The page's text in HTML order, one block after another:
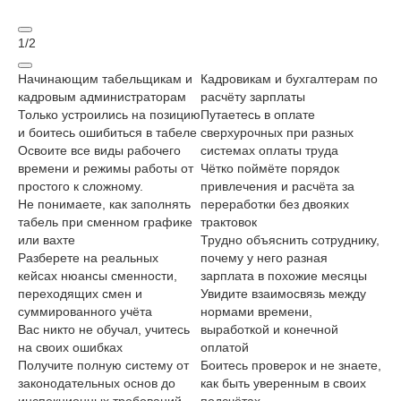
1/2
Начинающим табельщикам и
кадровым администраторам
Только устроились на позицию
и боитесь ошибиться в табеле
Освоите все виды рабочего
времени и режимы работы от
простого к сложному.
Не понимаете, как заполнять
табель при сменном графике
или вахте
Разберете на реальных
кейсах нюансы сменности,
переходящих смен и
суммированного учёта
Вас никто не обучал, учитесь
на своих ошибках
Получите полную систему от
законодательных основ до
Кадровикам и бухгалтерам по
расчёту зарплаты
Путаетесь в оплате
сверхурочных при разных
системах оплаты труда
Чётко поймёте порядок
привлечения и расчёта за
переработки без двояких
трактовок
Трудно объяснить сотруднику,
почему у него разная
зарплата в похожие месяцы
Увидите взаимосвязь между
нормами времени,
выработкой и конечной
оплатой
Боитесь проверок и не знаете,
как быть уверенным в своих